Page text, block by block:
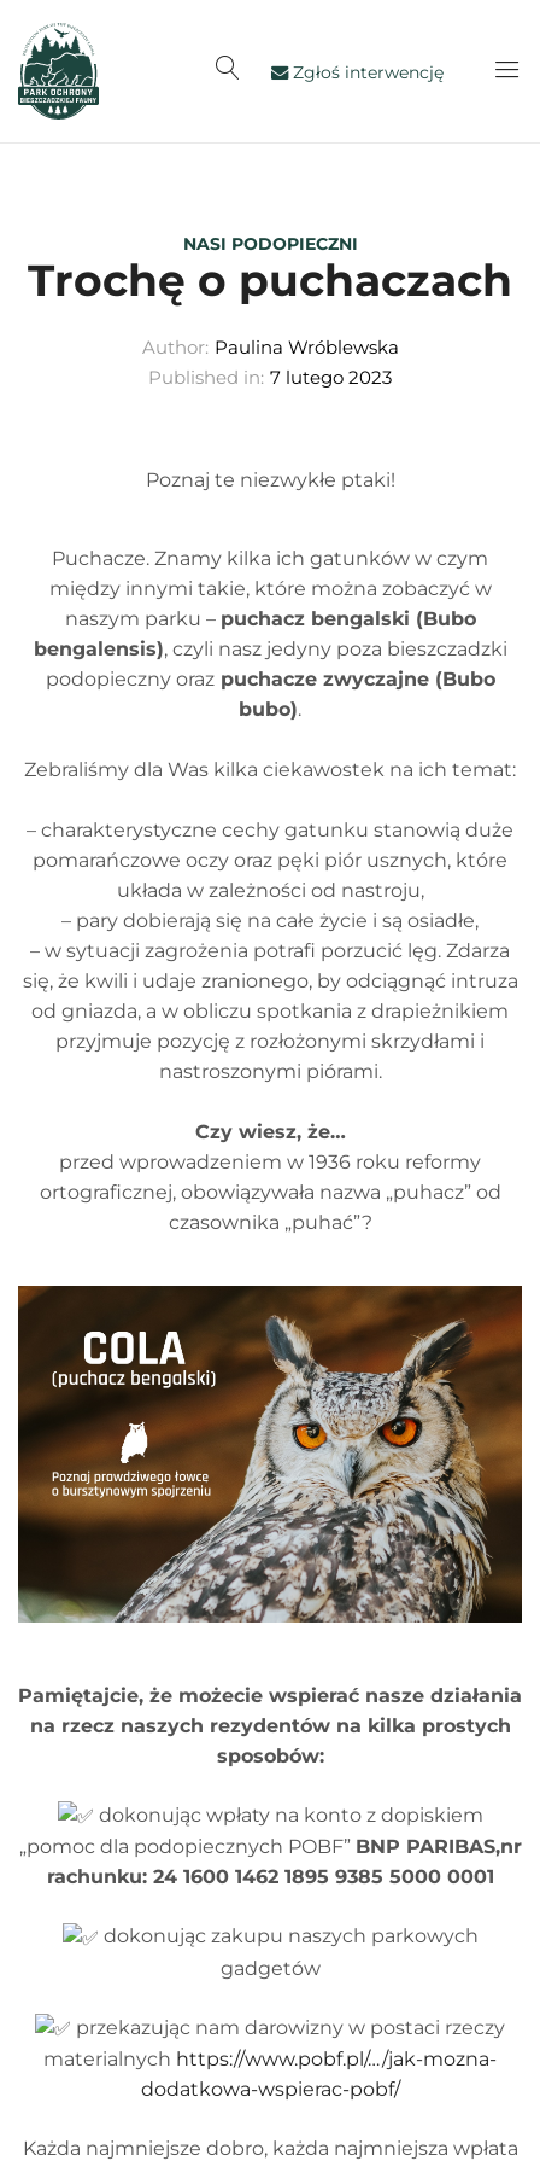
Zgłoś interwencję
NASI PODOPIECZNI
Trochę o puchaczach
Author: Paulina Wróblewska
Published in: 7 lutego 2023
Poznaj te niezwykłe ptaki!
Puchacze. Znamy kilka ich gatunków w czym
między innymi takie, które można zobaczyć w
naszym parku – puchacz bengalski (Bubo
bengalensis), czyli nasz jedyny poza bieszczadzki
podopieczny orazpuchacze zwyczajne (Bubo
bubo).
Zebraliśmy dla Was kilka ciekawostek na ich temat:
– charakterystyczne cechy gatunku stanowią duże
pomarańczowe oczy oraz pęki piór usznych, które
układa w zależności od nastroju,
– pary dobierają się na całe życie i są osiadłe,
– w sytuacji zagrożenia potrafi porzucić lęg. Zdarza
się, że kwili i udaje zranionego, by odciągnąć intruza
od gniazda, a w obliczu spotkania z drapieżnikiem
przyjmuje pozycję z rozłożonymi skrzydłami i
nastroszonymi piórami.
Czy wiesz, że…
przed wprowadzeniem w 1936 roku reformy
ortograficznej, obowiązywała nazwa „puhacz” od
czasownika „puhać”?
Pamiętajcie, że możecie wspierać nasze działania
na rzecz naszych rezydentów na kilka prostych
sposobów:
dokonując wpłaty na konto z dopiskiem
„pomoc dla podopiecznych POBF” BNP PARIBAS,nr
rachunku: 24 1600 1462 1895 9385 5000 0001
dokonując zakupu naszych parkowych
gadgetów
przekazując nam darowizny w postaci rzeczy
materialnych https://www.pobf.pl/…/jak-mozna-
dodatkowa-wspierac-pobf/
Każda najmniejsze dobro, każda najmniejsza wpłata